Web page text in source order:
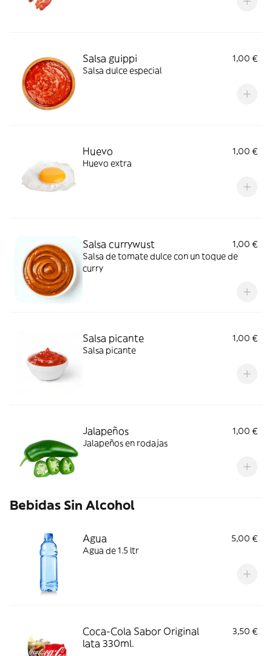
Salsa guippi
1,00 €
Salsa dulce especial
Huevo
1,00 €
Huevo extra
Salsa currywust
1,00 €
Salsa de tomate dulce con un toque de
curry
Salsa picante
1,00 €
Salsa picante
Jalapeños
1,00 €
Jalapeños en rodajas
Bebidas Sin Alcohol
Agua
5,00 €
Agua de 1.5 ltr
Coca-Cola Sabor Original
lata 330ml.
3,50 €